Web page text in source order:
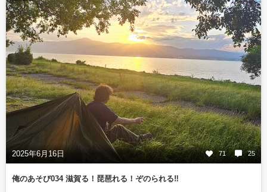
2025年6月16日 71 25
俺のあそび034 滋賀る！琵琶れる！ぞのられる‼️